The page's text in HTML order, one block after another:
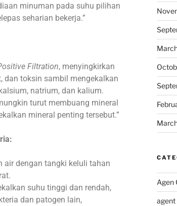
minuman pada suhu pilihan
seharian bekerja.”
Filtration, menyingkirkan
dan toksin sambil mengekalkan
natrium, dan kalium.
turut membuang mineral
mineral penting tersebut.”
air dengan tangki keluli tahan
suhu tinggi dan rendah,
dan patogen lain,
Agen